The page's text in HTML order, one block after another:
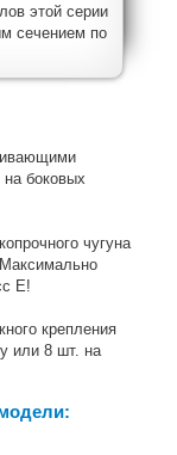
этой серии
сечением по
боковых
чугуна
E!
крепления
или 8 шт. на